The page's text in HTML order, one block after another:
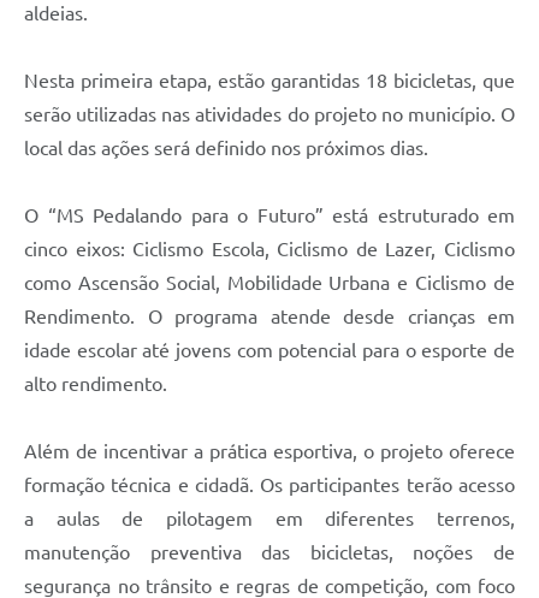
aldeias.
Nesta primeira etapa, estão garantidas 18 bicicletas, que
serão utilizadas nas atividades do projeto no município. O
local das ações será definido nos próximos dias.
O “MS Pedalando para o Futuro” está estruturado em
cinco eixos: Ciclismo Escola, Ciclismo de Lazer, Ciclismo
como Ascensão Social, Mobilidade Urbana e Ciclismo de
Rendimento. O programa atende desde crianças em
idade escolar até jovens com potencial para o esporte de
alto rendimento.
Além de incentivar a prática esportiva, o projeto oferece
formação técnica e cidadã. Os participantes terão acesso
a aulas de pilotagem em diferentes terrenos,
manutenção preventiva das bicicletas, noções de
segurança no trânsito e regras de competição, com foco